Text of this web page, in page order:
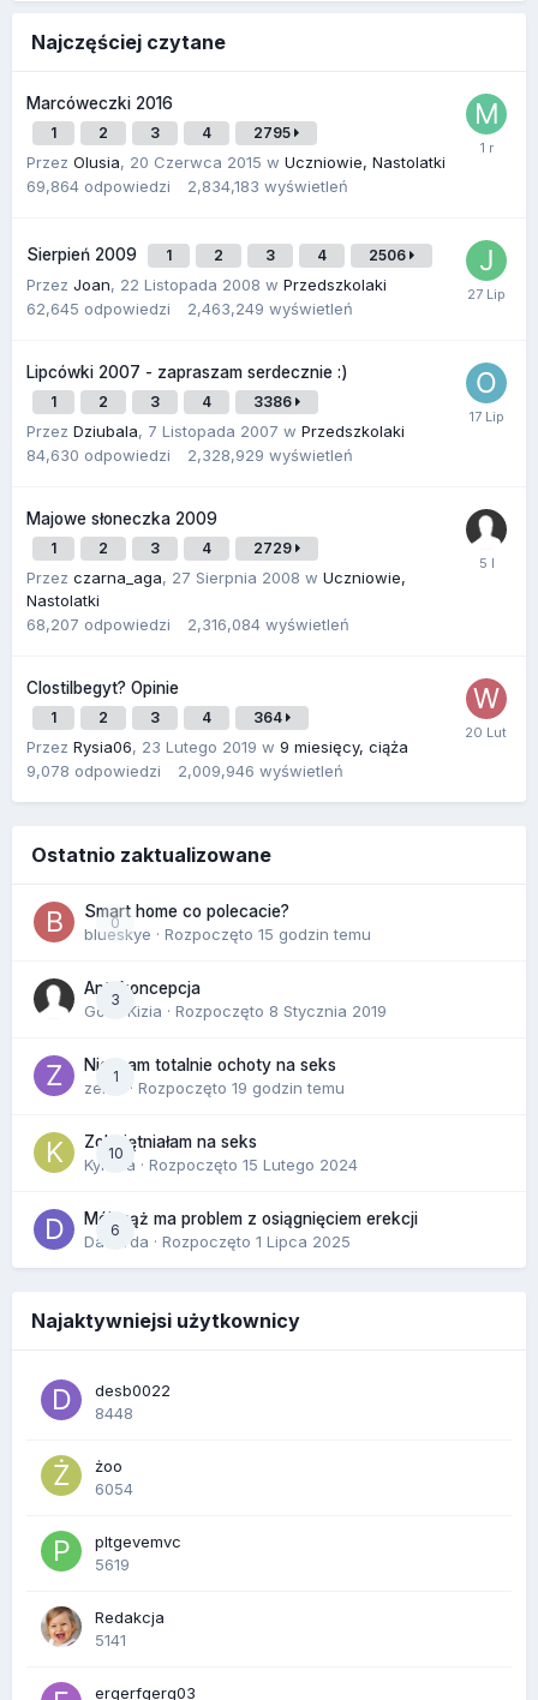
Najczęściej czytane
Marcóweczki 2016
1 2 3 4 2795
Przez Olusia, 20 Czerwca 2015 w Uczniowie, Nastolatki
69,864 odpowiedzi 2,834,183 wyświetleń
Sierpień 2009 1 2 3 4 2506
Przez Joan, 22 Listopada 2008 w Przedszkolaki
62,645 odpowiedzi 2,463,249 wyświetleń
Lipcówki 2007 - zapraszam serdecznie :)
1 2 3 4 3386
Przez Dziubala, 7 Listopada 2007 w Przedszkolaki
84,630 odpowiedzi 2,328,929 wyświetleń
Majowe słoneczka 2009
1 2 3 4 2729
Przez czarna_aga, 27 Sierpnia 2008 w Uczniowie,
Nastolatki
68,207 odpowiedzi 2,316,084 wyświetleń
Clostilbegyt? Opinie
1 2 3 4 364
Przez Rysia06, 23 Lutego 2019 w 9 miesięcy, ciąża
9,078 odpowiedzi 2,009,946 wyświetleń
Ostatnio zaktualizowane
0
Smart home co polecacie?
blueskye · Rozpoczęto 15 godzin temu
3
Antykoncepcja
Gość Kizia · Rozpoczęto 8 Stycznia 2019
1
Nie mam totalnie ochoty na seks
zenla
· Rozpoczęto 19 godzin temu
10
Zobojętniałam na seks
Kynara · Rozpoczęto 15 Lutego 2024
6
Mój mąż ma problem z osiągnięciem erekcji
Dafiorda · Rozpoczęto 1 Lipca 2025
Najaktywniejsi użytkownicy
desb0022
8448
żoo
6054
pltgevemvc
5619
Redakcja
5141
ergerfgerg03